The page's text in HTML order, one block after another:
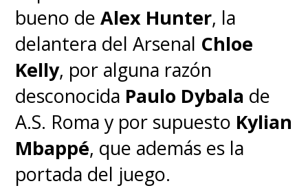
bueno deAlex Hunter, la
delantera del Arsenal Chloe
Kelly, por alguna razón
desconocida Paulo Dybala de
A.S. Roma y por supuesto Kylian
Mbappé, que además es la
portada del juego.